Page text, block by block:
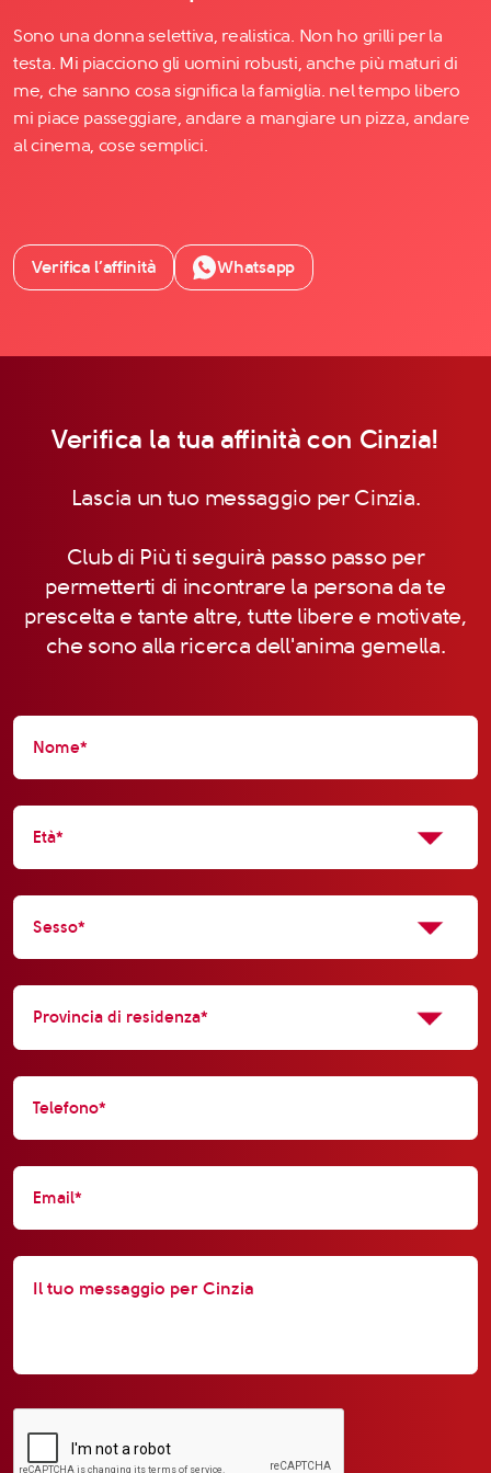
Sono una donna selettiva, realistica. Non ho grilli per la
testa. Mi piacciono gli uomini robusti, anche più maturi di
me, che sanno cosa significa la famiglia. nel tempo libero
mi piace passeggiare, andare a mangiare un pizza, andare
al cinema, cose semplici.
Verifica l’affinità Whatsapp
Verifica la tua affinità con Cinzia!
Lascia un tuo messaggio per Cinzia.
Club di Più ti seguirà passo passo per
permetterti di incontrare la persona da te
prescelta e tante altre, tutte libere e motivate,
che sono alla ricerca dell'anima gemella.